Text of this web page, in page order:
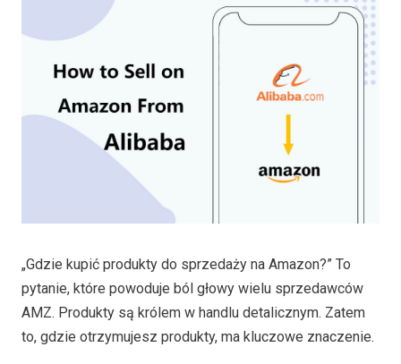
„Gdzie kupić produkty do sprzedaży na Amazon?” To
pytanie, które powoduje ból głowy wielu sprzedawców
AMZ. Produkty są królem w handlu detalicznym. Zatem
to, gdzie otrzymujesz produkty, ma kluczowe znaczenie.